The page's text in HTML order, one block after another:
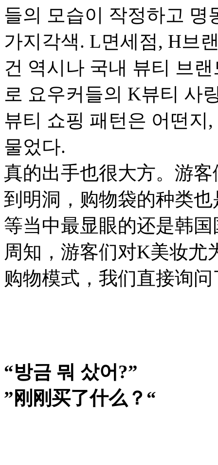
들의 모습이 작정하고 명
가지각색. L면세점, H브
건 역시나 국내 뷰티 브
로 요우커들의 K뷰티 사
뷰티 쇼핑 패턴은 어떤지
물었다.
真的出手也很大方。游
到明洞，购物袋的种类
等当中最显眼的还是韩
周知，游客们对K美妆尤
购物模式，我们直接询
“방금 뭐 샀어?”
”刚刚买了什么？“